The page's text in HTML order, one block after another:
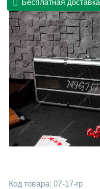
Бесплатная доставка
Код товара: 07-17-rp